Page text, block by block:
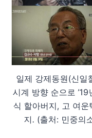
일제 강제동원(신일
시계 방향 순으로
식 할아버지, 고 여
지. (출처: 민중의